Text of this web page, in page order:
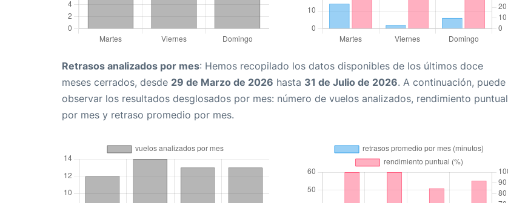
Retrasos analizados por mes: Hemos recopilado los datos disponibles de los últimos doce
meses cerrados, desde 29 de Marzo de 2026 hasta 31 de Julio de 2026. A continuación, puede
observar los resultados desglosados por mes: número de vuelos analizados, rendimiento puntual
por mes y retraso promedio por mes.